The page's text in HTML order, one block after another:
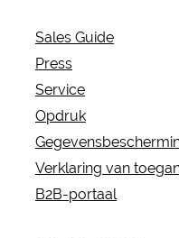
Sales Guide
Press
Service
Opdruk
Verklaring van
B2B-portaal